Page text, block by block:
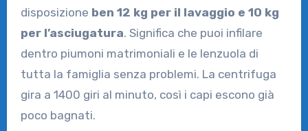
disposizione ben 12 kg per il lavaggio e 10 kg
per l’asciugatura. Significa che puoi infilare
dentro piumoni matrimoniali e le lenzuola di
tutta la famiglia senza problemi. La centrifuga
gira a 1400 giri al minuto, così i capi escono già
poco bagnati.